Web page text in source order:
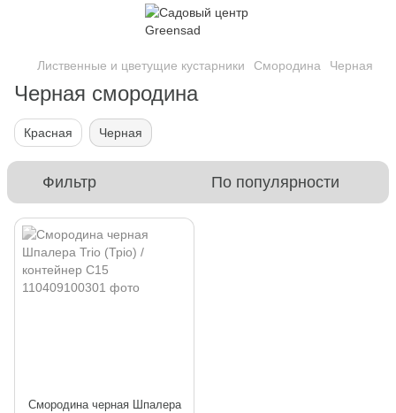
Лиственные и цветущие кустарники Смородина Черная
Черная смородина
Красная Черная
Фильтр По популярности
Смородина черная Шпалера